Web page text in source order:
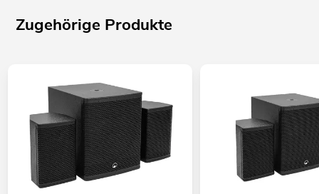
Zugehörige Produkte